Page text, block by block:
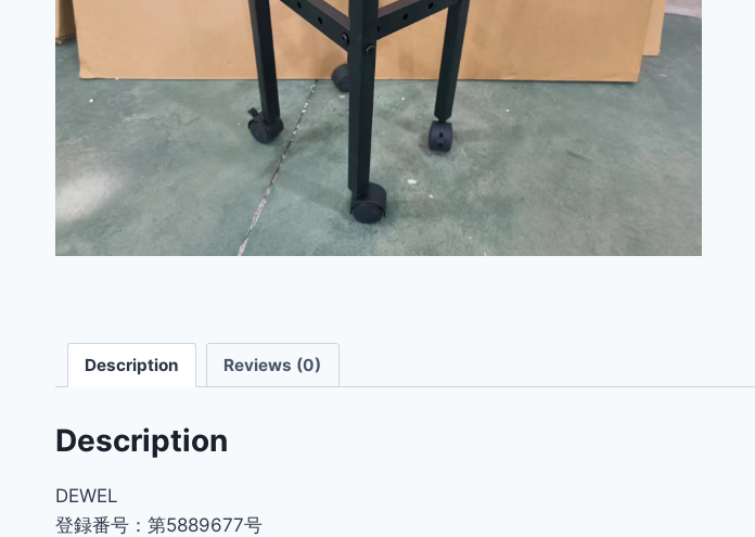
Description Reviews (0)
Description
DEWEL
登録番号：第5889677号